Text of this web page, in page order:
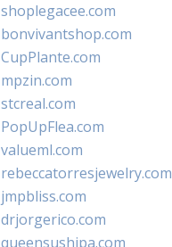
shoplegacee.com
bonvivantshop.com
CupPlante.com
mpzin.com
stcreal.com
PopUpFlea.com
valueml.com
rebeccatorresjewelry.com
jmpbliss.com
drjorgerico.com
queensushipa.com